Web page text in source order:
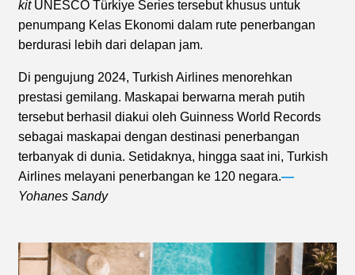
kitUNESCO Türkiye Series tersebut khusus untuk
penumpang Kelas Ekonomi dalam rute penerbangan
berdurasi lebih dari delapan jam.
Di pengujung 2024, Turkish Airlines menorehkan
prestasi gemilang. Maskapai berwarna merah putih
tersebut berhasil diakui oleh Guinness World Records
sebagai maskapai dengan destinasi penerbangan
terbanyak di dunia. Setidaknya, hingga saat ini, Turkish
Airlines melayani penerbangan ke 120 negara.—
Yohanes Sandy